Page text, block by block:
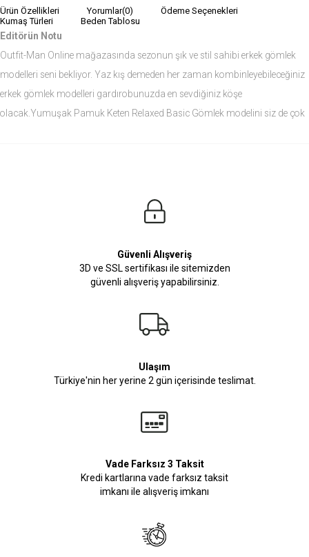
Ürün Özellikleri Yorumlar(0)
Ödeme Seçenekleri
Kumaş Türleri
Beden Tablosu
Editörün Notu
Outfit-Man Online mağazasında sezonun şık ve stil sahibi erkek gömlek
modelleri seni bekliyor. Yaz kış demeden her zaman kombinleyebileceğiniz
erkek gömlek modelleri gardırobunuzda en sevdiğiniz köşe
olacak.Yumuşak Pamuk Keten Relaxed Basic Gömlek modelini siz de çok
Güvenli Alışveriş
3D ve SSL sertifikası ile sitemizden
güvenli alışveriş yapabilirsiniz.
Ulaşım
Türkiye'nin her yerine 2 gün içerisinde teslimat.
Vade Farksız 3 Taksit
Kredi kartlarına vade farksız taksit
imkanı ile alışveriş imkanı